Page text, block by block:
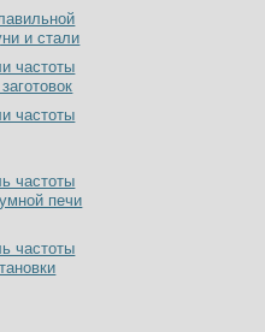
и стали
частоты
частоты
частоты
печи
частоты